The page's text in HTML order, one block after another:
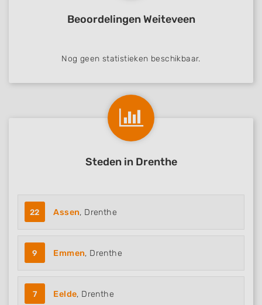
Beoordelingen Weiteveen
Nog geen statistieken beschikbaar.
Steden in Drenthe
22 Assen, Drenthe
9 Emmen, Drenthe
7 Eelde, Drenthe